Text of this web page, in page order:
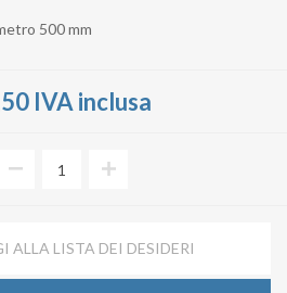
500 mm
IVA inclusa
ALLA LISTA DEI DESIDERI